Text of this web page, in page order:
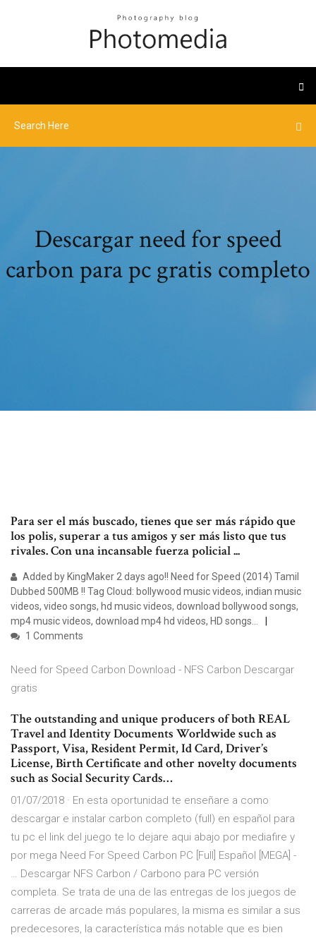
Descargar need for speed
carbon para pc gratis completo
Para ser el más buscado, tienes que ser más rápido que
los polis, superar a tus amigos y ser más listo que tus
rivales. Con una incansable fuerza policial ...
Added by KingMaker 2 days ago!! Need for Speed (2014) Tamil
Dubbed 500MB !! Tag Cloud: bollywood music videos, indian music
videos, video songs, hd music videos, download bollywood songs,
mp4 music videos, download mp4 hd videos, HD songs…
1 Comments
Need for Speed Carbon Download - NFS Carbon Descargar
gratis
The outstanding and unique producers of both REAL
Travel and Identity Documents Worldwide such as
Passport, Visa, Resident Permit, Id Card, Driver’s
License, Birth Certificate and other novelty documents
such as Social Security Cards…
01/07/2018 · En esta oportunidad te enseñare a como
descargar e instalar carbon completo (full) en español para
tu pc el link del juego te lo dejare aqui abajo por mediafire y
por mega Need For Speed Carbon PC [Full] Español [MEGA] -
… Descargar NFS Carbon / Carbono para PC versión
completa. Se trata de una de las entregas de los juegos de
carreras de arcade más populares, la misma es similar a sus
predecesores, la característica más notable que es bien